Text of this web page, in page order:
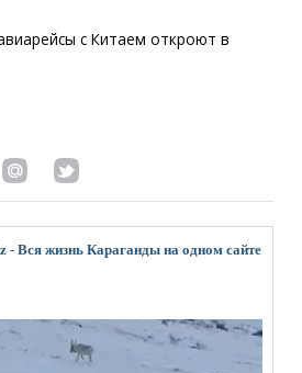
с Китаем откроют в
- Вся жизнь Караганды на одном сайте